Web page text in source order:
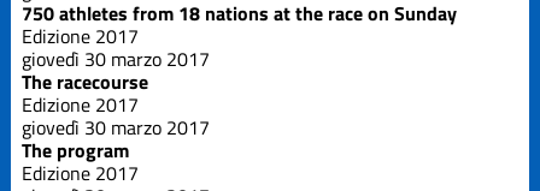
750 athletes from 18 nations at the race on Sunday
Edizione 2017
giovedì 30 marzo 2017
The racecourse
Edizione 2017
giovedì 30 marzo 2017
The program
Edizione 2017
Idea